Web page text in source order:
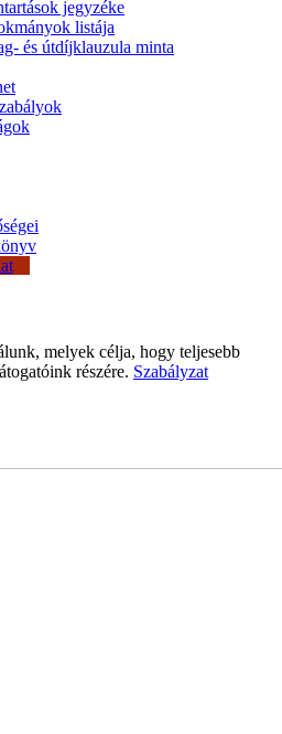
jegyzéke
listája
és útdíjklauzula minta
melyek célja, hogy teljesebb
részére. Szabályzat